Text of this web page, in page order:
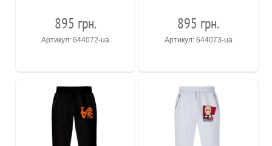
895 грн.
Артикул: 644072-ua
895 грн.
Артикул: 644073-ua